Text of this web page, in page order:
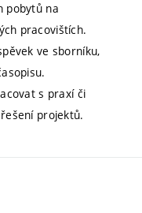
pobytů na
pracovištích.
ve sborníku,
s praxí či
projektů.